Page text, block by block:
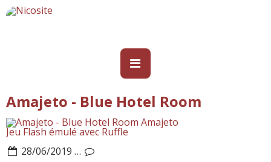
Amajeto - Blue Hotel Room
Amajeto
Jeu Flash émulé avec Ruffle
28/06/2019 …